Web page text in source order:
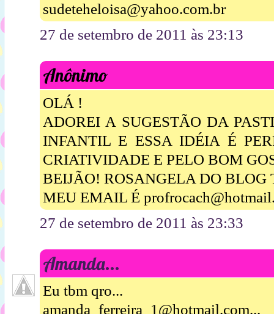
sudeteheloisa@yahoo.com.br
27 de setembro de 2011 às 23:13
Anônimo
OLÁ !
ADOREI A SUGESTÃO DA
INFANTIL E ESSA IDÉIA É
CRIATIVIDADE E PELO BOM
BEIJÃO! ROSANGELA DO
MEU EMAIL É
27 de setembro de 2011 às 23:33
Amanda...
Eu tbm qro...
amanda_ferreira_1@hotmail.com...